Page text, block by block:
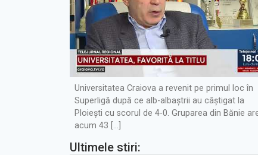
Universitatea Craiova a revenit pe primul loc în
Superligă după ce alb-albaștrii au câștigat la
Ploiești cu scorul de 4-0. Gruparea din Bănie
acum 43 […]
Ultimele stiri: